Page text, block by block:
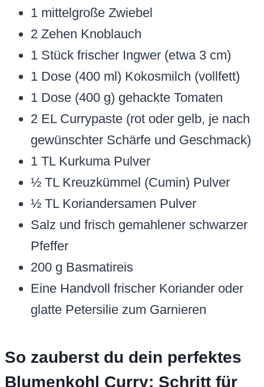
1 mittelgroße Zwiebel
2 Zehen Knoblauch
1 Stück frischer Ingwer (etwa 3 cm)
1 Dose (400 ml) Kokosmilch (vollfett)
1 Dose (400 g) gehackte Tomaten
2 EL Currypaste (rot oder gelb, je nach
gewünschter Schärfe und Geschmack)
1 TL Kurkuma Pulver
½ TL Kreuzkümmel (Cumin) Pulver
½ TL Koriandersamen Pulver
Salz und frisch gemahlener schwarzer
Pfeffer
200 g Basmatireis
Eine Handvoll frischer Koriander oder
glatte Petersilie zum Garnieren
So zauberst du dein perfektes
Blumenkohl Curry: Schritt für